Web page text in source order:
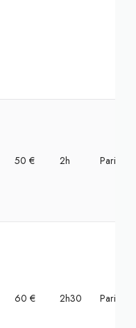
50 € 2h Paris,
60 € 2h30 Paris,